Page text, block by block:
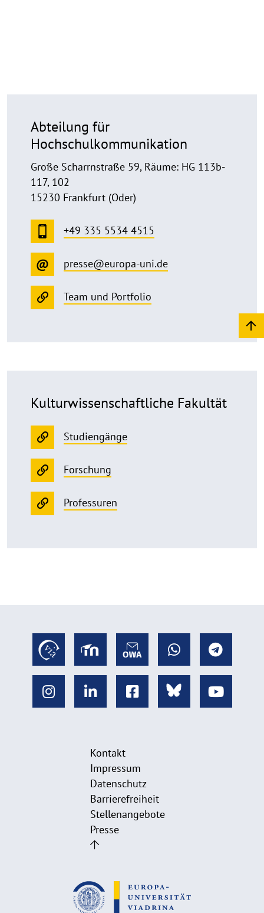
Abteilung für
Hochschulkommunikation
Große Scharrnstraße 59, Räume: HG 113b-
117, 102
15230 Frankfurt (Oder)
+49 335 5534 4515
presse@europa-uni.de
Team und Portfolio
Kulturwissen­schaftliche Fakultät
Studiengänge
Forschung
Professuren
Kontakt
Impressum
Datenschutz
Barrierefreiheit
Stellenangebote
Presse